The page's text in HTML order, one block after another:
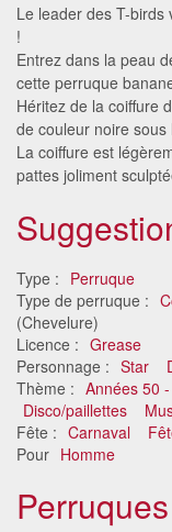
Le leader des T-birds
!
Entrez dans la peau
cette perruque
Héritez de la coiffure
de couleur noire sous
La coiffure est
pattes joliment
Type : Perruque
Type de perruque :
(Chevelure)
Licence : Grease
Personnage : Star
Thème : Années 50
Disco/paillettes
Fête : Carnaval
Pour Homme